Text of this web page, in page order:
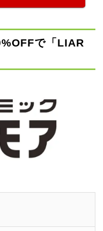
で「LIAR